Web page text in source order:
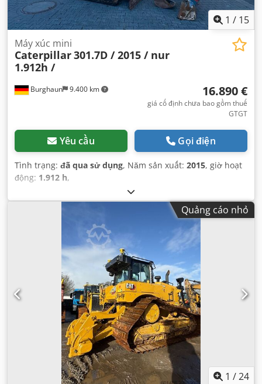
1 / 15
Burghaun 9.400 km
Máy xúc mini
Caterpillar301.7D / 2015 / nur
1.912h /
16.890 €
giá cố định chưa bao gồm thuế
GTGT
Yêu cầu Gọi điện
Tình trạng: đã qua sử dụng, Năm sản xuất: 2015, giờ hoạt
động: 1.912 h,
Quảng cáo nhỏ
1 /24